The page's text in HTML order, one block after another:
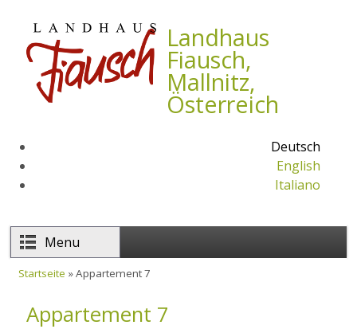
Direkt zum Inhalt Landhaus
Fiausch,
Mallnitz,
Österreich
Deutsch
English
Italiano
Menu
Startseite » Appartement 7
Appartement 7